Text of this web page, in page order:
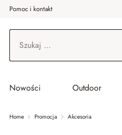
do wątku głównego
Przejdź do wyszukiwania
Przejdź do głównej nawigacji
Pomoc i kontakt
Nowości Outdoor
Home Promocja Akcesoria